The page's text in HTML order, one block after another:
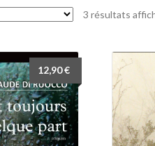
3 résultats
12,90€